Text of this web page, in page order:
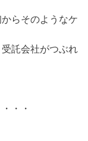
らそのようなケ
託会社がつぶれ
・・